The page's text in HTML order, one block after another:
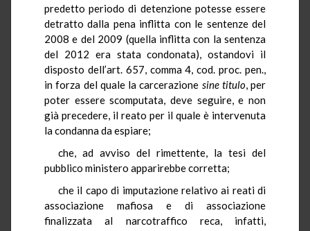
predetto periodo di detenzione potesse essere
detratto dalla pena inflitta con le sentenze del
2008 e del 2009 (quella inflitta con la sentenza
del 2012 era stata condonata), ostandovi il
disposto dell’art. 657, comma 4, cod. proc. pen.,
in forza del quale la carcerazione sine titulo, per
poter essere scomputata, deve seguire, e non
già precedere, il reato per il quale è intervenuta
la condanna da espiare;
che, ad avviso del rimettente, la tesi del
pubblico ministero apparirebbe corretta;
che il capo di imputazione relativo ai reati di
associazione mafiosa e di associazione
finalizzata al narcotraffico reca, infatti,